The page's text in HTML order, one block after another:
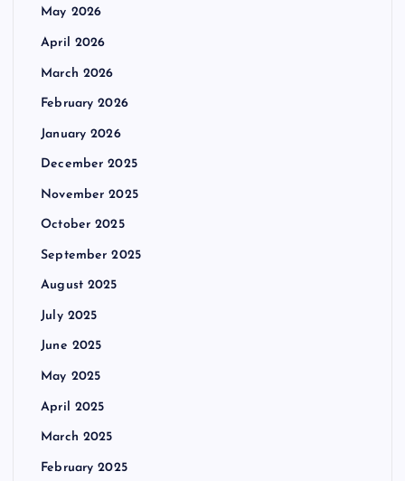
May 2026
April 2026
March 2026
February 2026
January 2026
December 2025
November 2025
October 2025
September 2025
August 2025
July 2025
June 2025
May 2025
April 2025
March 2025
February 2025